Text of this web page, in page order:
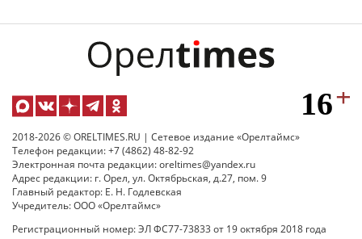
2018-2026 © ORELTIMES.RU | Сетевое издание «Орелтаймс»
Телефон редакции: +7 (4862) 48-82-92
Электронная почта редакции: oreltimes@yandex.ru
Адрес редакции: г. Орел, ул. Октябрьская, д.27, пом. 9
Главный редактор: Е. Н. Годлевская
Учредитель: ООО «Орелтаймс»
Регистрационный номер: ЭЛ ФС77-73833 от 19 октября 2018 года